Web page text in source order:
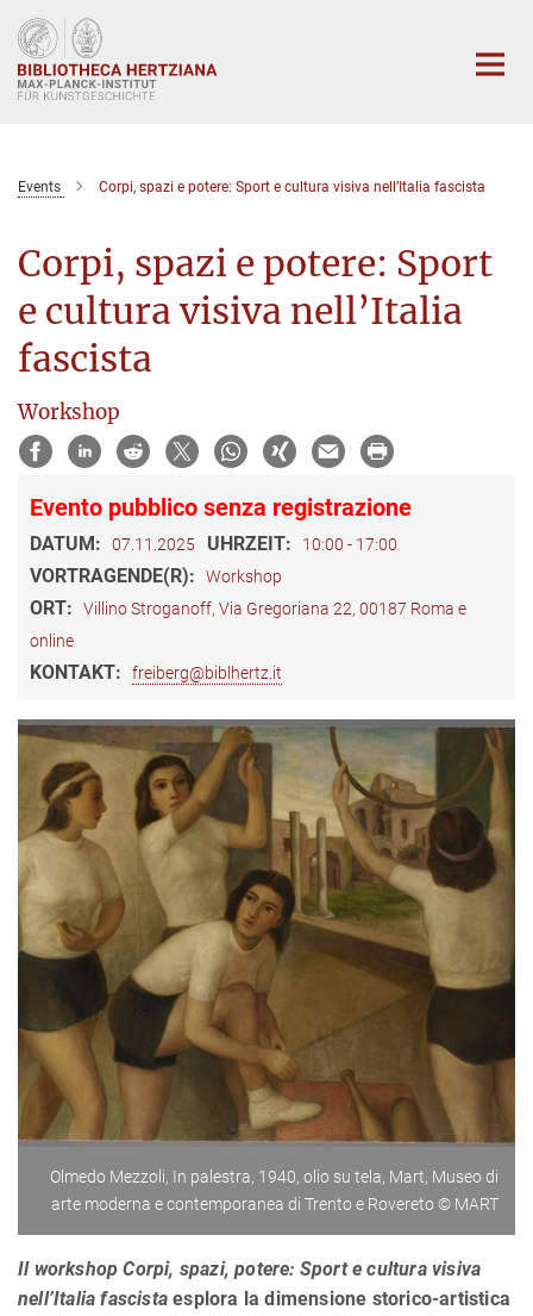
Hauptinhalt
Events Corpi, spazi e potere: Sport e cultura visiva nell’Italia fascista
Corpi, spazi e potere: Sport
e cultura visiva nell’Italia
fascista
Workshop
Evento pubblico senza registrazione
DATUM: 07.11.2025 UHRZEIT: 10:00 - 17:00
VORTRAGENDE(R): Workshop
ORT:
Villino Stroganoff, Via Gregoriana 22, 00187 Roma e
online
KONTAKT: freiberg@biblhertz.it
Olmedo Mezzoli, In palestra, 1940, olio su tela, Mart, Museo di
arte moderna e contemporanea di Trento e Rovereto © MART
Il workshop Corpi, spazi, potere: Sport e cultura visiva
nell’Italia fascista esplora la dimensione storico-artistica